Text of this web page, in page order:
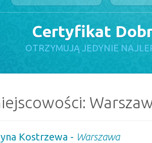
Certyfikat
OTRZYMUJĄ JEDYNIE
Kostrzewa - Warszawa